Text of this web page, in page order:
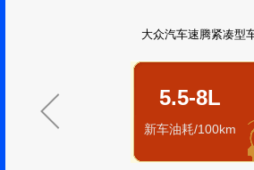
大众汽车速腾紧凑型
5.5-8L
新车油耗/100km